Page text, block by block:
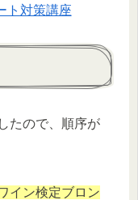
ト対策講座
たので、順序が
イン検定ブロン